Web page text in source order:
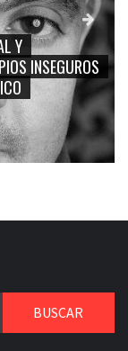
MAYER,
Y
CIUDADANA